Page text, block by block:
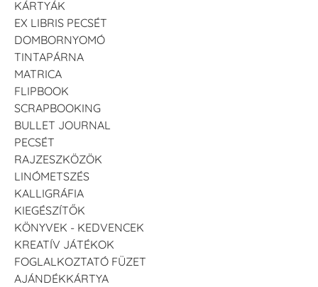
KÁRTYÁK
EX LIBRIS PECSÉT
DOMBORNYOMÓ
TINTAPÁRNA
MATRICA
FLIPBOOK
SCRAPBOOKING
BULLET JOURNAL
PECSÉT
RAJZESZKÖZÖK
LINÓMETSZÉS
KALLIGRÁFIA
KIEGÉSZÍTŐK
KÖNYVEK - KEDVENCEK
KREATÍV JÁTÉKOK
FOGLALKOZTATÓ FÜZET
AJÁNDÉKKÁRTYA